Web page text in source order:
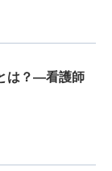
は？―看護師